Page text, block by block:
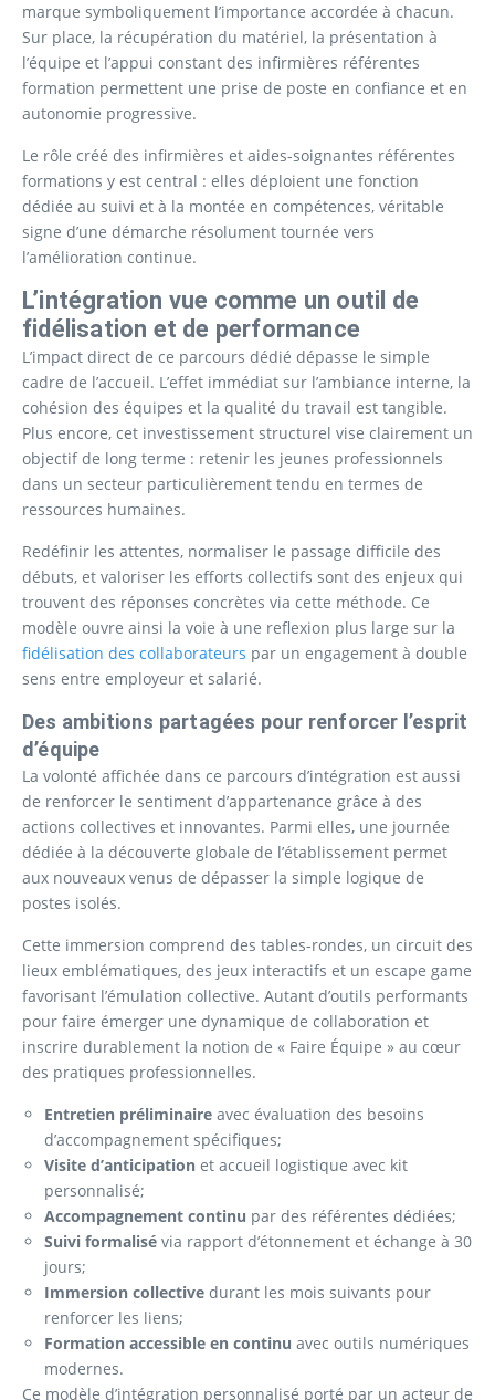
marque symboliquement l’importance accordée à chacun.
Sur place, la récupération du matériel, la présentation à
l’équipe et l’appui constant des infirmières référentes
formation permettent une prise de poste en confiance et en
autonomie progressive.
Le rôle créé des infirmières et aides-soignantes référentes
formations y est central : elles déploient une fonction
dédiée au suivi et à la montée en compétences, véritable
signe d’une démarche résolument tournée vers
l’amélioration continue.
L’intégration vue comme un outil de
fidélisation et de performance
L’impact direct de ce parcours dédié dépasse le simple
cadre de l’accueil. L’effet immédiat sur l’ambiance interne, la
cohésion des équipes et la qualité du travail est tangible.
Plus encore, cet investissement structurel vise clairement un
objectif de long terme : retenir les jeunes professionnels
dans un secteur particulièrement tendu en termes de
ressources humaines.
Redéfinir les attentes, normaliser le passage difficile des
débuts, et valoriser les efforts collectifs sont des enjeux qui
trouvent des réponses concrètes via cette méthode. Ce
modèle ouvre ainsi la voie à une reflexion plus large sur la
fidélisation des collaborateurs par un engagement à double
sens entre employeur et salarié.
Des ambitions partagées pour renforcer l’esprit
d’équipe
La volonté affichée dans ce parcours d’intégration est aussi
de renforcer le sentiment d’appartenance grâce à des
actions collectives et innovantes. Parmi elles, une journée
dédiée à la découverte globale de l’établissement permet
aux nouveaux venus de dépasser la simple logique de
postes isolés.
Cette immersion comprend des tables-rondes, un circuit des
lieux emblématiques, des jeux interactifs et un escape game
favorisant l’émulation collective. Autant d’outils performants
pour faire émerger une dynamique de collaboration et
inscrire durablement la notion de « Faire Équipe » au cœur
des pratiques professionnelles.
Entretien préliminaire avec évaluation des besoins
d’accompagnement spécifiques;
Visite d’anticipation et accueil logistique avec kit
personnalisé;
Accompagnement continu par des référentes dédiées;
Suivi formalisé via rapport d’étonnement et échange à 30
jours;
Immersion collective durant les mois suivants pour
renforcer les liens;
Formation accessible en continu avec outils numériques
modernes.
Ce modèle d’intégration personnalisé porté par un acteur de